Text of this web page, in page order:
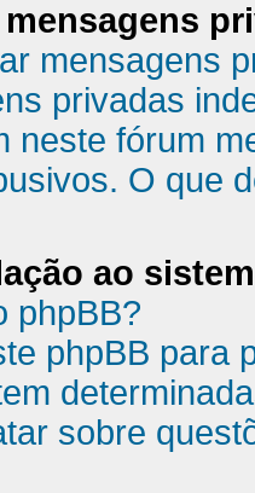
mensagens
privadas
neste fórum
O que
ao
phpBB?
phpBB para
sobre